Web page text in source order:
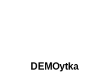
DEMOytka